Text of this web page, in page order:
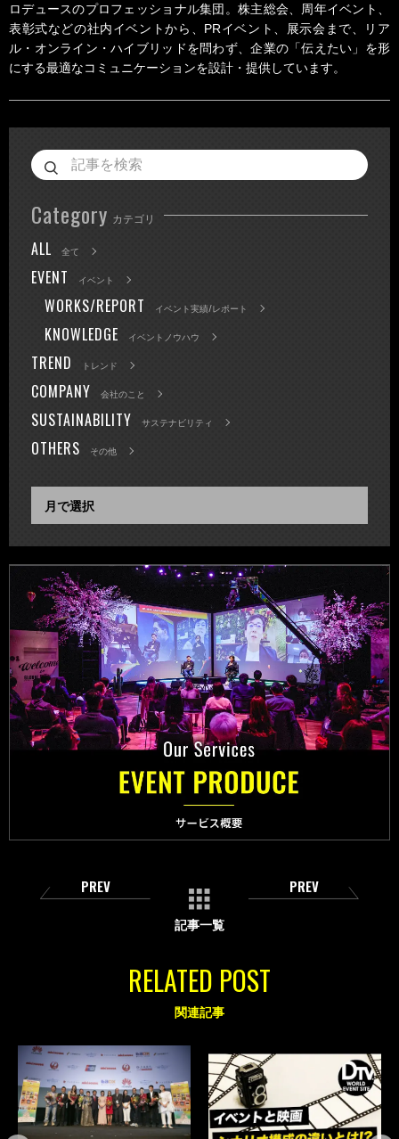
ロデュースのプロフェッショナル集団。株主総会、周年イベント、
表彰式などの社内イベントから、PRイベント、展示会まで、リア
ル・オンライン・ハイブリッドを問わず、企業の「伝えたい」を形
にする最適なコミュニケーションを設計・提供しています。
Category カテゴリ
ALL 全て
EVENT イベント
WORKS/REPORT イベント実績/レポート
KNOWLEDGE イベントノウハウ
TREND トレンド
COMPANY 会社のこと
SUSTAINABILITY サステナビリティ
OTHERS その他
PREV
記事一覧
PREV
RELATED POST
関連記事